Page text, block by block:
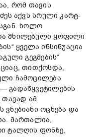
რომ თავის
აქვს სრული კარტ-
ხოლო
მხილებული ყოფილი
ყველა ინსინუაცია
გეგმების“
თითქოსდა,
ჩამოცილება
გადაწყვეტილების
თავად ამ
ვნებიანი ოცნება და
მართალია,
ტალღის ფონზე,